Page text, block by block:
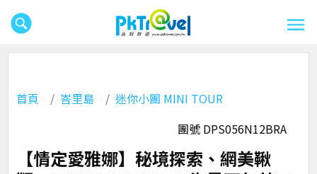
首頁 峇里島
迷你小團 MINI TOUR
團號 DPS056N12BRA
【情定愛雅娜】秘境探索、網美鞦